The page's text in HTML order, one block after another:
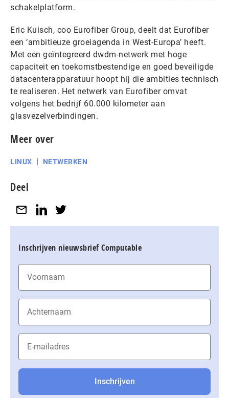
schakelplatform.
Eric Kuisch, coo Eurofiber Group, deelt dat Eurofiber
een ‘ambitieuze groeiagenda in West-Europa’ heeft.
Met een geïntegreerd dwdm-netwerk met hoge
capaciteit en toekomstbestendige en goed beveiligde
datacenterapparatuur hoopt hij die ambities technisch
te realiseren. Het netwerk van Eurofiber omvat
volgens het bedrijf 60.000 kilometer aan
glasvezelverbindingen.
Meer over
LINUX NETWERKEN
Deel
Inschrijven nieuwsbrief Computable